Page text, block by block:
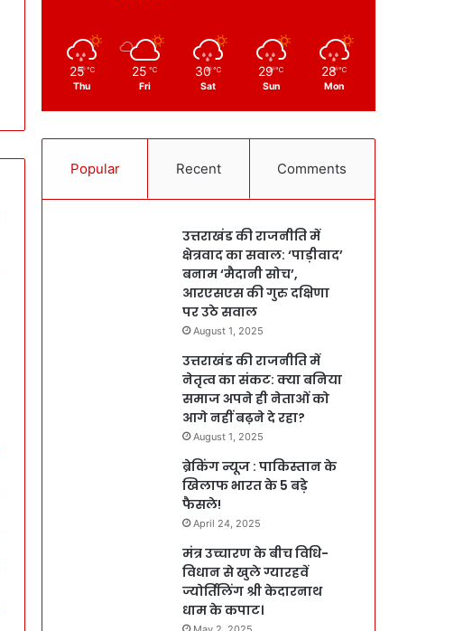
25 ℃
Thu
25 ℃
Fri
30 ℃
Sat
29 ℃
Sun
28 ℃
Mon
Popular Recent Comments
उत्तराखंड की राजनीति में
क्षेत्रवाद का सवाल: ‘पाड़ीवाद’
बनाम ‘मैदानी सोच’,
आरएसएस की गुरु दक्षिणा
पर उठे सवाल
August 1, 2025
उत्तराखंड की राजनीति में
नेतृत्व का संकट: क्या बनिया
समाज अपने ही नेताओं को
आगे नहीं बढ़ने दे रहा?
August 1, 2025
ब्रेकिंग न्यूज : पाकिस्तान के
खिलाफ भारत के 5 बड़े
फैसले!
April 24, 2025
मंत्र उच्चारण के बीच विधि-
विधान से खुले ग्यारहवें
ज्योर्तिलिंग श्री केदारनाथ
धाम के कपाट।